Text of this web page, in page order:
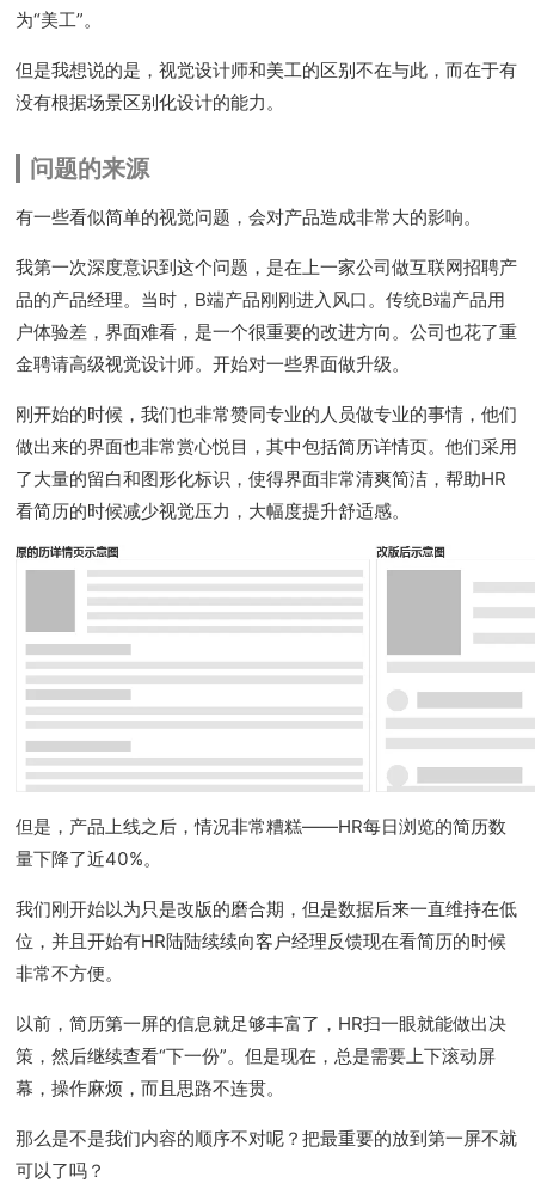
为“美工”。
但是我想说的是，视觉设计师和美工的区别不在与此，而在于有
没有根据场景区别化设计的能力。
问题的来源
有一些看似简单的视觉问题，会对产品造成非常大的影响。
我第一次深度意识到这个问题，是在上一家公司做互联网招聘产
品的产品经理。当时，B端产品刚刚进入风口。传统B端产品用
户体验差，界面难看，是一个很重要的改进方向。公司也花了重
金聘请高级视觉设计师。开始对一些界面做升级。
刚开始的时候，我们也非常赞同专业的人员做专业的事情，他们
做出来的界面也非常赏心悦目，其中包括简历详情页。他们采用
了大量的留白和图形化标识，使得界面非常清爽简洁，帮助HR
看简历的时候减少视觉压力，大幅度提升舒适感。
但是，产品上线之后，情况非常糟糕——HR每日浏览的简历数
量下降了近40%。
我们刚开始以为只是改版的磨合期，但是数据后来一直维持在低
位，并且开始有HR陆陆续续向客户经理反馈现在看简历的时候
非常不方便。
以前，简历第一屏的信息就足够丰富了，HR扫一眼就能做出决
策，然后继续查看“下一份”。但是现在，总是需要上下滚动屏
幕，操作麻烦，而且思路不连贯。
那么是不是我们内容的顺序不对呢？把最重要的放到第一屏不就
可以了吗？